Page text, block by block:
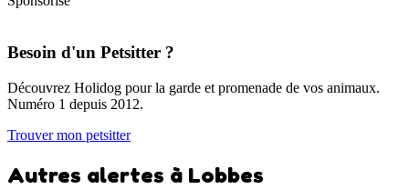
Besoin d'un Petsitter ?
Découvrez Holidog pour la garde et promenade de vos animaux.
Numéro 1 depuis 2012.
Trouver mon petsitter
Autres alertes à Lobbes